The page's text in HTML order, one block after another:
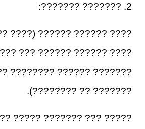
2. ??????? ???????:
(???? ??????): (?????
?????? ??? ??? ???????
???????? ???? ??????
??????? ?? ????????).
????? ?? ????? ?????